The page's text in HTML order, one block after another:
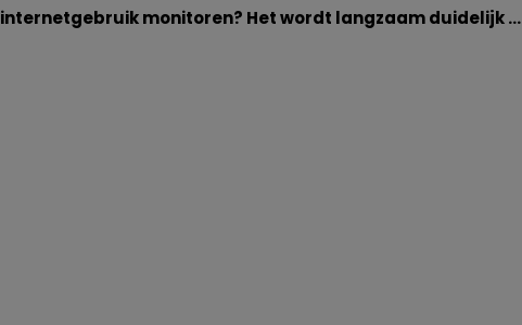
monitoren? Het wordt langzaam duidelijk …